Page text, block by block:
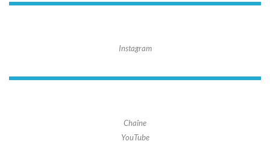
Instagram
Chaîne
YouTube